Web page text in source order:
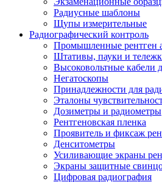
Радиусные шаблоны
Щупы измерительные
Радиографический контроль
Промышленные рентген
Штативы, пауки и
Высоковольтные кабели
Негатоскопы
Принадлежности для
Эталоны
Дозиметры и радиометры
Рентгеновская пленка
Проявитель и фиксаж
Денситометры
Усиливающие экраны
Экраны защитные
Цифровая радиография